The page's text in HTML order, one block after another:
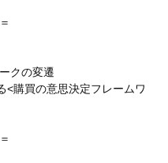
クの変遷
<購買の意思決定フレームワ